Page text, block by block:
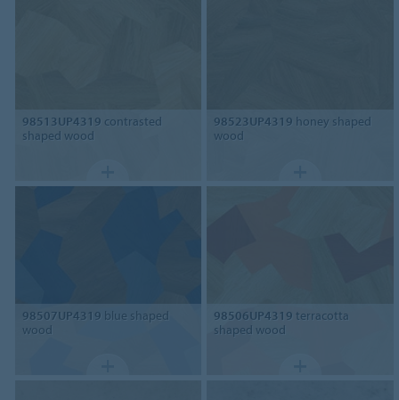
98513UP4319 contrasted
shaped wood
98523UP4319 honey shaped
wood
98507UP4319 blue shaped
wood
98506UP4319 terracotta
shaped wood